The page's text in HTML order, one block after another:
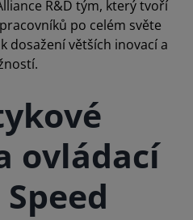
R&D tým, který tvoří
po celém světe
dosažení větších inovací a
ovládací